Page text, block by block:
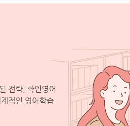
전략, 확인영어
적인 영어학습
용한
램